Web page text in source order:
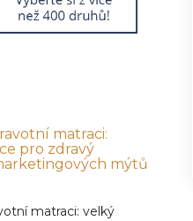
matraci:
pro zdravý
mýtů
matraci: velký